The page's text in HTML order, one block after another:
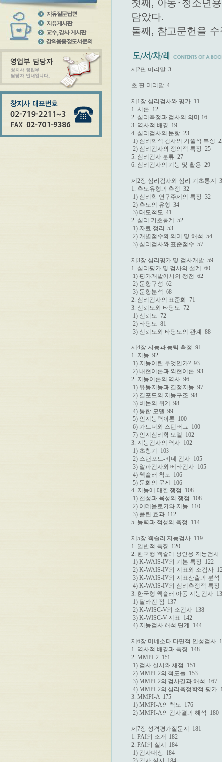
첫째, 아동･청소년
담았다.
둘째, 참고문헌을
제2판 머리말  3
초 판 머리말  4
제1장 심리검사와 평가  11
1. 서론  12
2. 심리측정과 검사의 의미 16
3. 역사적 배경  19
4. 심리검사의 문항  23
1) 심리학적 검사의 기술적 특징
2) 심리검사의 정의적 특징  25
5. 심리검사 분류  27
6. 심리검사의 기능 및 활용  29
제2장 심리검사와 심리 기초통계
1. 측도유형과 측정  32
1) 심리학 연구주제의 특징  32
2) 측도의 유형  34
3) 태도척도  41
2. 심리 기초통계  52
1) 자료 정리  53
2) 개별점수의 의미 및 해석  54
3) 심리검사와 표준점수  57
제3장 심리평가 및 검사개발  59
1. 심리평가 및 검사의 설계  60
1) 평가개발에서의 쟁점  62
2) 문항구성  62
3) 문항분석  68
2. 심리검사의 표준화  71
3. 신뢰도와 타당도  72
1) 신뢰도  72
2) 타당도  81
3) 신뢰도와 타당도의 관계  88
제4장 지능과 능력 측정  91
1. 지능  92
1) 지능이란 무엇인가?  93
2) 내현이론과 외현이론  93
2. 지능이론의 역사  96
1) 유동지능과 결정지능  97
2) 길포드의 지능구조  98
3) 버논의 위계  98
4) 통합 모델  99
5) 인지능력이론  100
6) 가드너와 스턴버그  100
7) 인지심리학 모델  102
3. 지능검사의 역사  102
1) 초창기  103
2) 스탠포드-비네 검사  105
3) 알파검사와 베타검사  105
4) 웩슬러 척도  106
5) 문화의 문제  106
4. 지능에 대한 쟁점  108
1) 천성과 육성의 쟁점  108
2) 이데올로기와 지능  110
3) 플린 효과  112
5. 능력과 적성의 측정  114
제5장 웩슬러 지능검사  119
1. 일반적 특징  120
2. 한국형 웩슬러 성인용 지능검사
1) K-WAIS-IV의 기본 특징  122
2) K-WAIS-IV의 지표와 소검사
3) K-WAIS-IV의 지표산출과 분석
4) K-WAIS-IV의 심리측정적 특징
3. 한국형 웩슬러 아동 지능검사
1) 달라진 점  137
2) K-WISC-V의 소검사  138
3) K-WISC-V 지표  142
4) 지능검사 해석 단계  144
제6장 미네소타 다면적 인성검사
1. 역사적 배경과 특징  148
2. MMPI-2  151
1) 검사 실시와 채점  151
2) MMPI-2의 척도들  153
3) MMPI-2의 검사결과 해석  167
4) MMPI-2의 심리측정학적 평가
3. MMPI-A  175
1) MMPI-A의 척도  176
2) MMPI-A의 검사결과 해석  180
제7장 성격평가질문지  181
1. PAI의 소개  182
2. PAI의 실시  184
1) 검사대상  184
2) 검사 실시  184